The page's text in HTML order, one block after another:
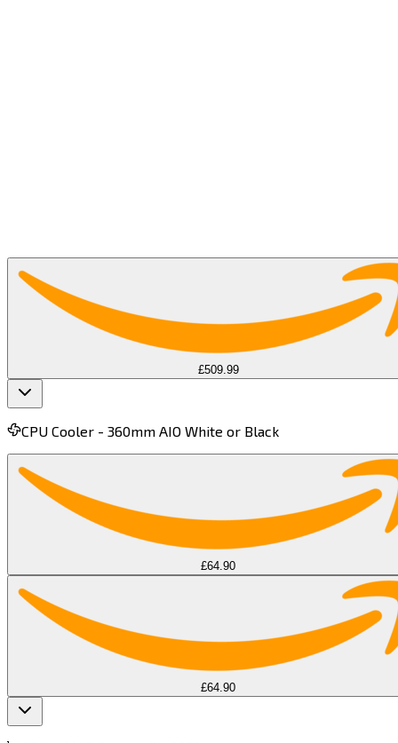
The CPU (Central Processing Unit) is the backbone of
gaming performance, handling game physics, AI, and
system tasks. A powerful CPU minimizes bottlenecks,
ensuring higher FPS, smoother gameplay, and better
overall PC gaming experience.​​​​‌ ‍ ​‍​‍‌‍ ‌ ​‍‌‍‍‌‌‍‌ ‌‍‍‌‌‍ ‍​‍​‍​ ‍‍​‍​‍‌ ​ ‌‍​‌‌‍ ‍‌‍‍‌‌ ‌​‌ ‍‌​‍ ‍‌‍‍‌‌‍ ​‍​‍​‍ ​​‍​‍‌‍‍​‌ ​‍‌‍‌‌‌‍‌‍​‍​‍​ ‍‍​‍​‍​‍ ‌‍​‌‌‍‌​‌‍ ‌‌‍‍‌‌‍ ‍​‍ ‌‍‍‌‌‍ ‍‌ ‌​‌‍‌‌‌‍ ‍‌ ‌​​‍ ‌‍‌‌‌‍‌​‌‍‍‌‌ ‌​​‍ ‌‍ ‌‌‍ ‌‍‌​‌‍‌‌​ ‌‌ ​​‌ ​‍‌‍‌‌‌ ​ ‌‍‌‌‌‍ ‍‌ ‌​‌‍​‌‌ ‌​‌‍‍‌‌‍ ‌‍ ‍​ ‍ ‌‍‍‌‌‍‌​​ ‌​ ‌‌​ ‍​‌‍‌​​ ​​​ ​‍​ ‌‍​ ​​​ ‍​​‍ ‌​ ​‍‌‍​‍​ ‌​​ ​‍​‍ ‌​ ‌​‌‍​‍‌‍​‍‌‍‌‌​‍ ‌​ ‍‌​ ‌​​ ‍​​ ​ ​‍ ‌‌‍‌‌​ ​​​ ‍‌​ ‌‍​ ​​​ ‍​‌‍‌​‌‍‌‍​ ‍​​ ​ ​ ‌‌​ ‌​​ ‍ ‌ ‌​‌ ‍‌‌ ​​‌‍‌‌​ ‌‌ ​​‌‍​‌‌ ​‍‌ ‌​‌​‌​‌‍‌‌‌ ​ ‌‍​ ‌ ​‍‌‍‍‌‌ ​​‌ ‌​‌‍‍‌‌‍ ‌‍ ‍​ ‍ ‌ ​​‌‍​‌‌ ‌​‌‍‍​​ ‌‌‍‌​‌‍‌‌‌ ​ ‌‍​ ‌ ​‍‌‍‍‌‌ ​​‌ ‌​‌‍‍‌‌‍ ‌‍ ‍​‍‌‌​ ‌‌‌​​‍‌‌ ‌‍‍ ‌‍‌‌‌ ‍‌​‍‌‌​ ​ ‌​‌​​‍‌‌​ ​ ‌​‌​​‍‌‌​ ​‍​ ​‍‌‍‌‌‌‍ ‍​‍‌‌​ ​‍​ ​‍​‍‌‌​ ‌‌‌​‌​​‍ ‍‌ ‌‍‌‍​‌‌‍ ​‌ ‌‌‌‍‌‌​ ‌‍​‍‌‍​‌‌ ​ ‌‍‌‌‌‌‌‌‌ ​‍‌‍ ​​ ‌​‍‌‌​ ​‍‌​‌‍‌‍​‌‌‍‌​‌‍ ‌‌‍‍‌‌‍ ‍​‍‌‍‌‍‍‌‌‍‌​​ ‌​ ‌‌​ ‍​‌‍‌​​ ​​​ ​‍​ ‌‍​ ​​​ ‍​​‍ ‌​ ​‍‌‍​‍​ ‌​​ ​‍​‍ ‌​ ‌​‌‍​‍‌‍​‍‌‍‌‌​‍ ‌​ ‍‌​ ‌​​ ‍​​ ​ ​‍ ‌‌‍‌‌​ ​​​ ‍‌​ ‌‍​ ​​​ ‍​‌‍‌​‌‍‌‍​ ‍​​ ​ ​ ‌‌​ ‌​​‍‌‍‌ ‌​‌ ‍‌‌ ​​‌‍‌‌​ ‌‌ ​​‌‍​‌‌ ​‍‌ ‌​‌​‌​‌‍‌‌‌ ​ ‌‍​ ‌ ​‍‌‍‍‌‌ ​​‌ ‌​‌‍‍‌‌‍ ‌‍ ‍​‍‌‍‌ ​​‌‍​‌‌ ‌​‌‍‍​​ ‌‌‍‌​‌‍‌‌‌ ​ ‌‍​ ‌ ​‍‌‍‍‌‌ ​​‌ ‌​‌‍‍‌‌‍ ‌‍ ‍​‍‌‌​ ‌‌‌​​‍‌‌ ‌‍‍ ‌‍‌‌‌ ‍‌​‍‌‌​ ​ ‌​‌​​‍‌‌​ ​ ‌​‌​​‍‌‌​ ​‍​ ​‍‌‍‌‌‌‍ ‍​‍‌‌​ ​‍​ ​‍​‍‌‌​ ‌‌‌​‌​​‍ ‍‌ ‌‍‌‍​‌‌‍ ​‌ ‌‌‌‍‌‌​‍‌‍‌ ​​‌‍‌‌‌ ​‍‌ ​ ‌ ​​‌‍‌‌‌‍​ ‌ ‌​‌‍‍‌‌ ‌‍‌‍‌‌​ ‌‌ ​​‌ ‌‌‌‍​‍‌‍ ​‌‍‍‌‌ ​ ‌‍‍​‌‍‌‌‌‍‌​​‍​‍‌ ‌
£509.99
CPU Cooler - 360mm AIO White or Black​​​​‌ ‍ ​‍​‍‌‍ ‌ ​‍‌‍‍‌‌‍‌ ‌‍‍‌‌‍ ‍​‍​‍​ ‍‍​‍​‍‌ ​ ‌‍​‌‌‍ ‍‌‍‍‌‌ ‌​‌ ‍‌​‍ ‍‌‍‍‌‌‍ ​‍​‍​‍ ​​‍​‍‌‍‍​‌ ​‍‌‍‌‌‌‍‌‍​‍​‍​ ‍‍​‍​‍​‍ ‌‍​‌‌‍‌​‌‍ ‌‌‍‍‌‌‍ ‍​‍ ‌‍‍‌‌‍ ‍‌ ‌​‌‍‌‌‌‍ ‍‌ ‌​​‍ ‌‍‌‌‌‍‌​‌‍‍‌‌ ‌​​‍ ‌‍ ‌‌‍ ‌‍‌​‌‍‌‌​ ‌‌ ​​‌ ​‍‌‍‌‌‌ ​ ‌‍‌‌‌‍ ‍‌ ‌​‌‍​‌‌ ‌​‌‍‍‌‌‍ ‌‍ ‍​ ‍ ‌‍‍‌‌‍‌​​ ‌​ ‌‌‌‍​‍​ ‌ ​ ‌‌​ ‌​‌‍​ ​ ‌‍​ ​ ​‍ ‌‌‍​‌‌‍​‌​ ​ ​ ‌​​‍ ‌​ ‌​​ ​‍‌‍​ ​ ‌‌​‍ ‌‌‍​‌​ ‍‌​ ‍‌​ ‌‍​‍ ‌​ ‌‍​ ​​​ ‌‌​ ‍‌​ ​ ‌‍​‍​ ​​​ ‍‌​ ‍​​ ‍‌‌‍‌‌​ ‌​​ ‍ ‌ ‌​‌ ‍‌‌ ​​‌‍‌‌​ ‌‌‍​ ‌ ​​‌ ‌‌‌‍​ ‌‍ ‌‍ ‌‍ ​‌‍‌‌‌ ​‍​ ‍ ‌ ​​‌‍​‌‌ ‌​‌‍‍​​ ‌‌‍ ‍‌‍​‌‌‍ ‌‌‍‌‌​ ‌‍​‍‌‍​‌‌ ​ ‌‍‌‌‌‌‌‌‌ ​‍‌‍ ​​ ‌​‍‌‌​ ​‍‌​‌‍‌‍​‌‌‍‌​‌‍ ‌‌‍‍‌‌‍ ‍​‍‌‍‌‍‍‌‌‍‌​​ ‌​ ‌‌‌‍​‍​ ‌ ​ ‌‌​ ‌​‌‍​ ​ ‌‍​ ​ ​‍ ‌‌‍​‌‌‍​‌​ ​ ​ ‌​​‍ ‌​ ‌​​ ​‍‌‍​ ​ ‌‌​‍ ‌‌‍​‌​ ‍‌​ ‍‌​ ‌‍​‍ ‌​ ‌‍​ ​​​ ‌‌​ ‍‌​ ​ ‌‍​‍​ ​​​ ‍‌​ ‍​​ ‍‌‌‍‌‌​ ‌​​‍‌‍‌ ‌​‌ ‍‌‌ ​​‌‍‌‌​ ‌‌‍​ ‌ ​​‌ ‌‌‌‍​ ‌‍ ‌‍ ‌‍ ​‌‍‌‌‌ ​‍​‍‌‍‌ ​​‌‍​‌‌ ‌​‌‍‍​​ ‌‌‍ ‍‌‍​‌‌‍ ‌‌‍‌‌​‍‌‍‌ ​​‌‍‌‌‌ ​‍‌ ​ ‌ ​​‌‍‌‌‌‍​ ‌ ‌​‌‍‍‌‌ ‌‍‌‍‌‌​ ‌‌ ​​‌ ‌‌‌‍​‍‌‍ ​‌‍‍‌‌ ​ ‌‍‍​‌‍‌‌‌‍‌​​‍​‍‌ ‌
£64.90
£64.90